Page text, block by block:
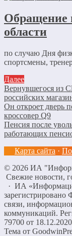
Обращение
области
по случаю Дня
спортсмены,
Далее
Вернувшегося из
российских
Он откроет дверь
кроссовер Q9
Пенсия после
работающих
Карта сайта ·
© 2026 ИА
Свежие новости,
· ИА
зарегистрировано
связи,
коммуникаций.
79700 от
Тема от